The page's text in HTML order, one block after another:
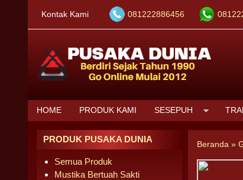
Kontak Kami 081222886456
HOME PRODUK KAMI SESEPUH
Beranda »
PRODUK PUSAKA DUNIA
Semua Produk
Mustika Bertuah Sakti